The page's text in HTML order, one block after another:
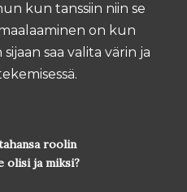
kun tanssiin niin se
on kun
saa valita värin ja
roolin
olisi ja miksi?